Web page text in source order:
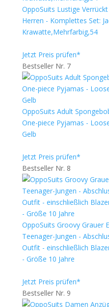
OppoSuits Lustige
Herren - Komplettes Set:
Krawatte,Mehrfarbig,54
Jetzt Preis prüfen*
Bestseller Nr. 7
OppoSuits Adult
One-piece Pyjamas -
Gelb
Jetzt Preis prüfen*
Bestseller Nr. 8
OppoSuits Groovy Grauer
Teenager-Jungen -
Outfit - einschließlich
- Größe 10 Jahre
Jetzt Preis prüfen*
Bestseller Nr. 9